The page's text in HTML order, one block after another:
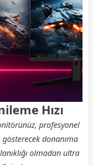
Hızı
profesyonel
donanıma
olmadan ultra